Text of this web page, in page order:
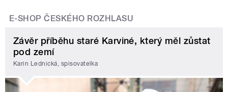
E-SHOP ČESKÉHO ROZHLASU
Závěr příběhu staré Karviné, který měl zůstat
pod zemí
Karin Lednická, spisovatelka